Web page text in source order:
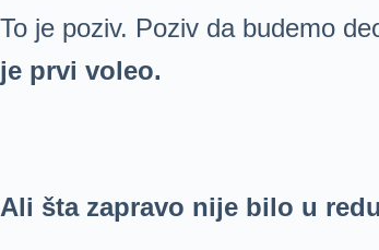
To je poziv. Poziv da budemo
je prvi voleo.
Ali šta zapravo nije bilo u